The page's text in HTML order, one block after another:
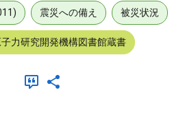
震災への備え 被災状況
力研究開発機構図書館蔵書